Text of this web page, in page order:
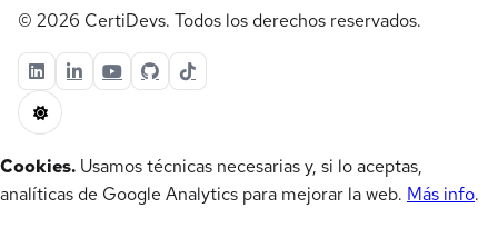
© 2026 CertiDevs. Todos los derechos reservados.
Cookies. Usamos técnicas necesarias y, si lo aceptas,
analíticas de Google Analytics para mejorar la web. Más info.